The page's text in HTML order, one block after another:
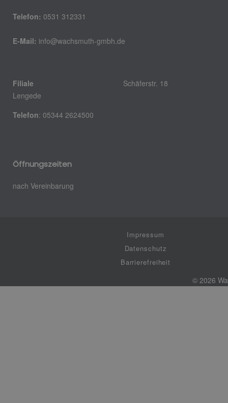
Telefon: 0531 312331
E-Mail: info@wachsmuth-gmbh.de
Filiale
Schäferstr. 18
Lengede
Telefon: 05344 2624500
Öffnungszeiten
nach Vereinbarung
Impressum
Datenschutz
Barrierefreiheit
© 2026